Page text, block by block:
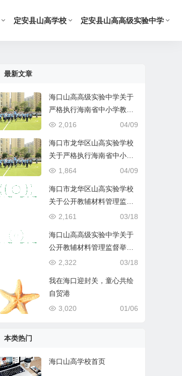
定安县山高学校 定安县山高高级实验中学
最新文章
海口山高高级实验中学关于
严格执行海南省中小学教辅
材料管理 “十严禁” 规定的公
04/09
2,016
海口市龙华区山高实验学校
关于严格执行海南省中小学
教辅材料管理 “十严禁” 规定
04/09
1,864
海口市龙华区山高实验学校
关于公开教辅材料管理监督
举报渠道的公示
03/18
2,161
海口山高高级实验中学关于
公开教辅材料管理监督举报
渠道的公示
03/18
2,322
我在海口迎封关，童心共绘
自贸港
01/06
3,020
本类热门
海口山高学校首页